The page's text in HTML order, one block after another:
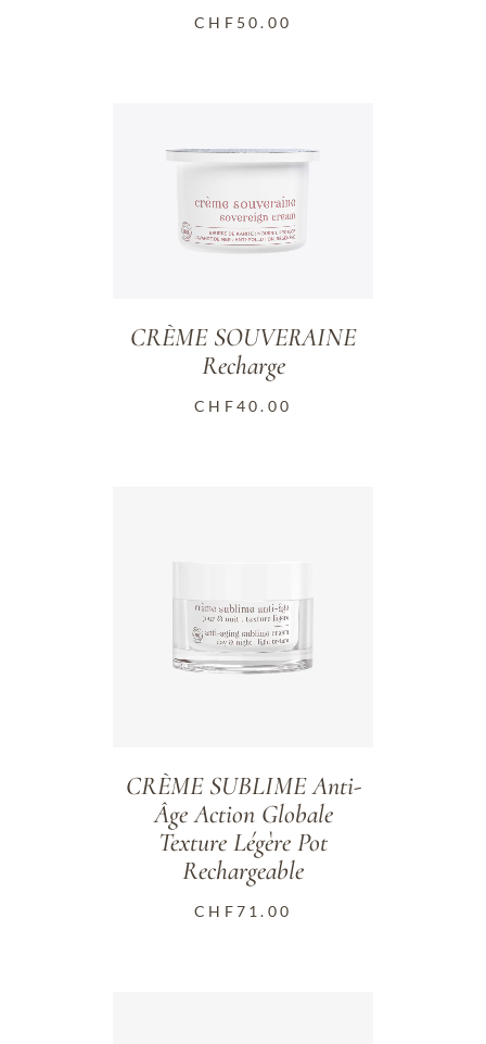
CHF 50.00
CRÈME SOUVERAINE
Recharge
CHF40.00
CRÈME SUBLIME Anti-
Âge Action Globale
Texture Légère Pot
Rechargeable
CHF71.00